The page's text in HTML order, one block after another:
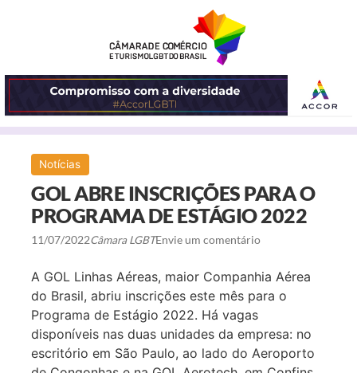
O
MENU
Notícias
GOL ABRE INSCRIÇÕES PARA O
PROGRAMA DE ESTÁGIO 2022
11/07/2022Câmara LGBTEnvie um comentário
A GOL Linhas Aéreas, maior Companhia Aérea
do Brasil, abriu inscrições este mês para o
Programa de Estágio 2022. Há vagas
disponíveis nas duas unidades da empresa: no
escritório em São Paulo, ao lado do Aeroporto